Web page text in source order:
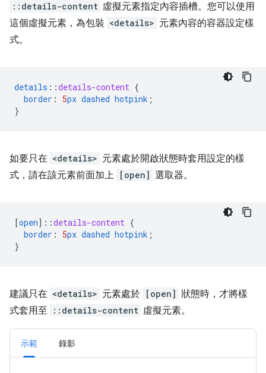
::details-content 虛擬元素指定內容插槽。您可以使用
這個虛擬元素，為包裝 <details> 元素內容的容器設定樣
式。
details ::details-content {
border : 5px dashed hotpink ;
}
如要只在 <details> 元素處於開啟狀態時套用設定的樣
式，請在該元素前面加上 [open] 選取器。
[open] ::details-content {
border : 5px dashed hotpink ;
}
建議只在 <details> 元素處於 [open] 狀態時，才將樣
式套用至 ::details-content 虛擬元素。
示範 錄影